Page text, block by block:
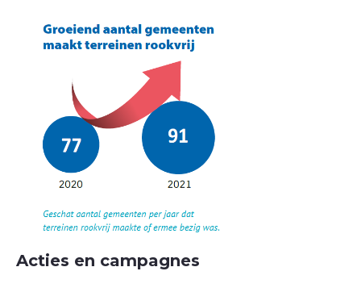
Acties en campagnes